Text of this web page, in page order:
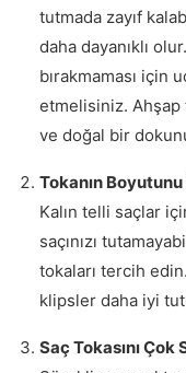
tutmada zayıf
daha dayanıklı
bırakmaması için
etmelisiniz. Ahşap
ve doğal bir
Tokanın
Kalın telli saçlar
saçınızı
tokaları tercih
klipsler daha iyi
Saç Tokasını Çok